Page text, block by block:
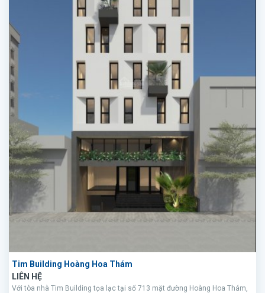
Tim Building Hoàng Hoa Thám
LIÊN HỆ
Với tòa nhà Tim Building tọa lạc tại số 713 mặt đường Hoàng Hoa Thám,